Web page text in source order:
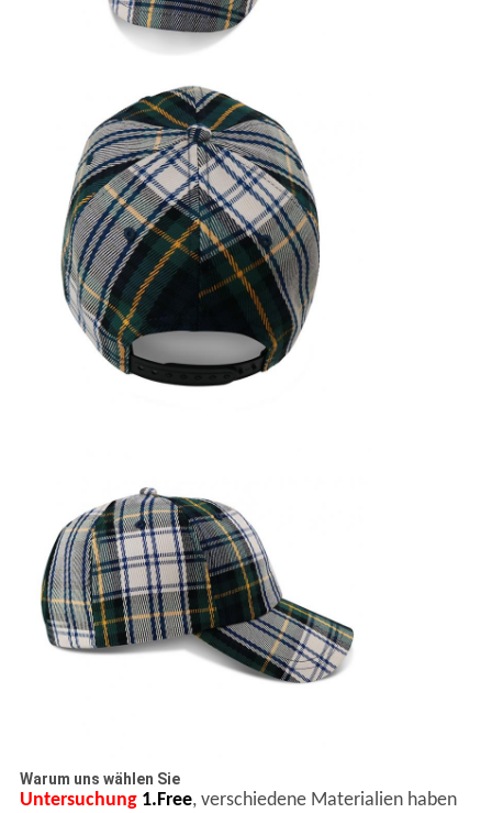
Warum uns wählen Sie
Untersuchung 1.Free, verschiedene Materialien haben